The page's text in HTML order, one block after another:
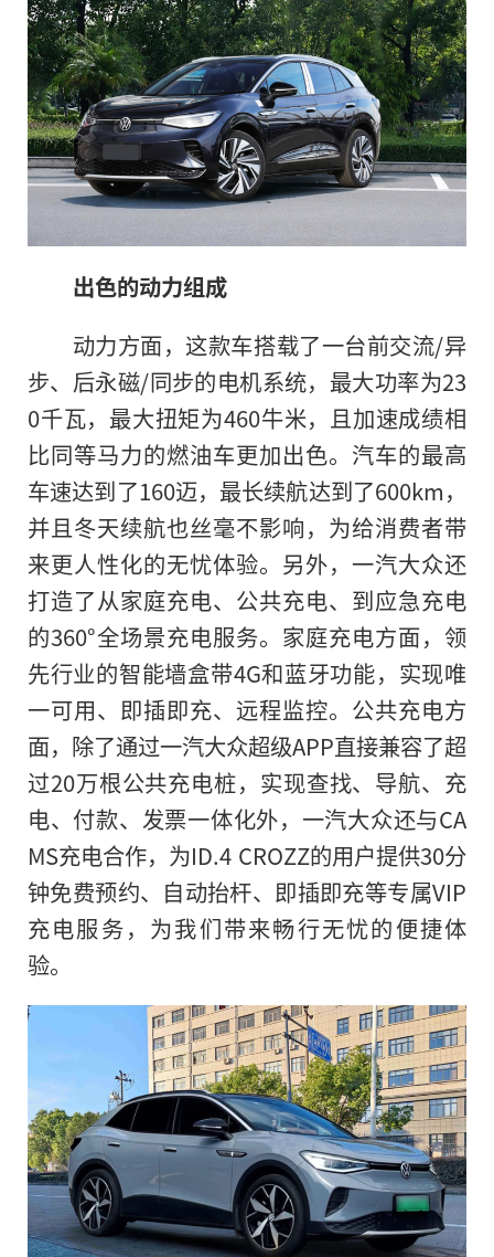
出色的动力组成
动力方面，这款车搭载了一台前交流/异
步、后永磁/同步的电机系统，最大功率为23
0千瓦，最大扭矩为460牛米，且加速成绩相
比同等马力的燃油车更加出色。汽车的最高
车速达到了160迈，最长续航达到了600km，
并且冬天续航也丝毫不影响，为给消费者带
来更人性化的无忧体验。另外，一汽大众还
打造了从家庭充电、公共充电、到应急充电
的360°全场景充电服务。家庭充电方面，领
先行业的智能墙盒带4G和蓝牙功能，实现唯
一可用、即插即充、远程监控。公共充电方
面，除了通过一汽大众超级APP直接兼容了超
过20万根公共充电桩，实现查找、导航、充
电、付款、发票一体化外，一汽大众还与CA
MS充电合作，为ID.4 CROZZ的用户提供30分
钟免费预约、自动抬杆、即插即充等专属VIP
充电服务，为我们带来畅行无忧的便捷体
验。